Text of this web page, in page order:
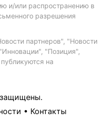
и/или распространению в
разрешения
партнеров", "Новости
"Позиция",
на
• Контакты